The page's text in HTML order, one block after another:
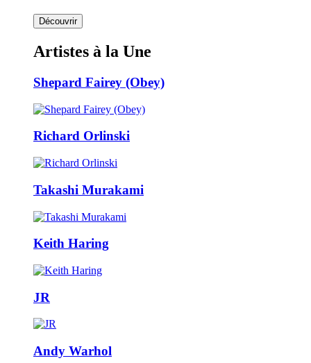
Découvrir
Artistes à la Une
Shepard Fairey (Obey)
Richard Orlinski
Takashi Murakami
Keith Haring
JR
Andy Warhol